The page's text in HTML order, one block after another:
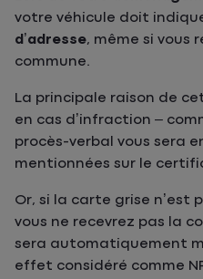
votre véhicule doit
d’adresse, même si vous
commune.
La principale raison de
en cas d’infraction –
procès-verbal vous sera
mentionnées sur le
Or, si la carte grise n’est
vous ne recevrez pas la
sera automatiquement
effet considéré comme